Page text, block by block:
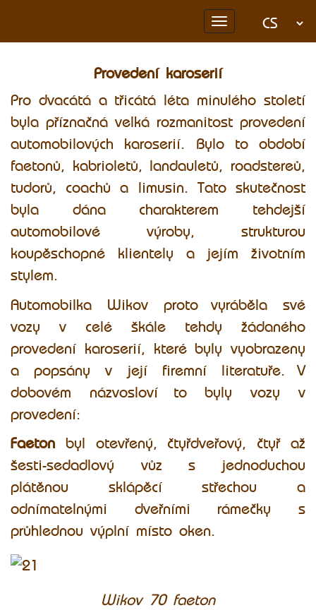
Toggle
Provedení karoserií
Pro dvacátá a třicátá léta minulého století
byla příznačná velká rozmanitost provedení
automobilových karoserií. Bylo to období
faetonů, kabrioletů, landauletů, roadstereů,
tudorů, coachů a limusin. Tato skutečnost
byla dána charakterem tehdejší
automobilové výroby, strukturou
koupěschopné klientely a jejím životním
stylem.
Automobilka Wikov proto vyráběla své
vozy v celé škále tehdy žádaného
provedení karoserií, které byly vyobrazeny
a popsány v její firemní literatuře. V
dobovém názvosloví to byly vozy v
provedení:
Faeton byl otevřený, čtyřdveřový, čtyř až
šesti-sedadlový vůz s jednoduchou
plátěnou sklápěcí střechou a
odnímatelnými dveřními rámečky s
průhlednou výplní místo oken.
Wikov 70 faeton